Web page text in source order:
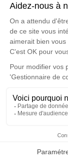
Faire-
Un service
disponible ici.
Église
Bourg